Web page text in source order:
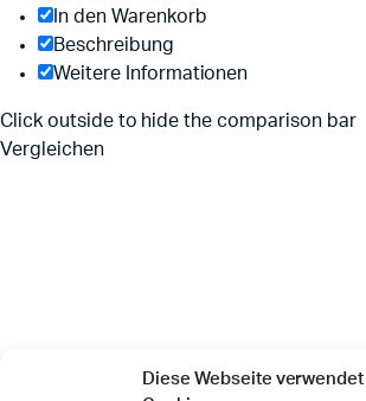
Diese Webseite verwendet
In den Warenkorb
Beschreibung
Weitere Informationen
Click outside to hide the comparison bar
Vergleichen